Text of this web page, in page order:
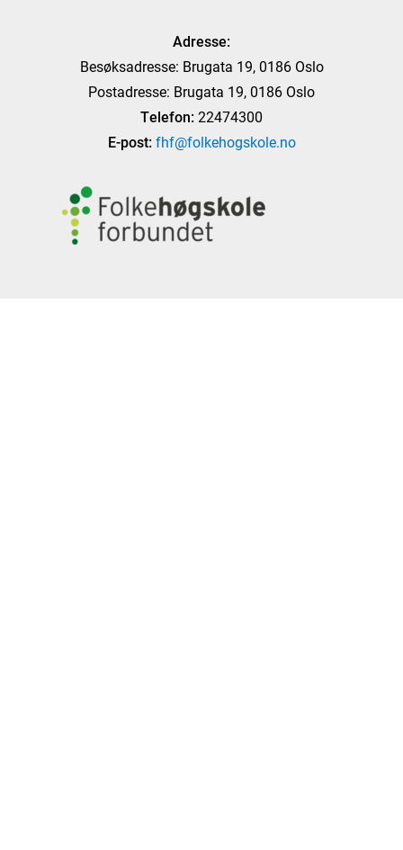
Adresse:
Besøksadresse: Brugata 19, 0186 Oslo
Postadresse: Brugata 19, 0186 Oslo
Telefon: 22474300
E-post: fhf@folkehogskole.no